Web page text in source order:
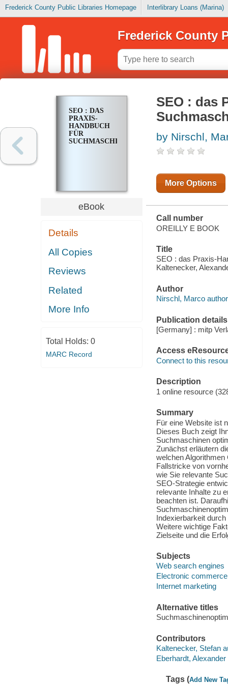
Frederick County Public Libraries Homepage Interlibrary Loans (Marina)
Frederick County
SEO : DAS
PRAXIS-
HANDBUCH
FÜR
SUCHMASCHINENOPTIMIERUNG
eBook
Details
All Copies
Reviews
Related
More Info
Total Holds: 0
MARC Record
SEO : das
by Nirschl,
More Options
Call number
OREILLY E BOOK
Title
SEO : das Praxis-
Kaltenecker,
Author
Nirschl, Marco
Publication details
[Germany] : mitp
Access
Connect to this
Description
1 online resource
Summary
Für eine Website ist
Dieses Buch zeigt
Suchmaschinen
Zunächst erläutern
welchen Algorithmen
Fallstricke von
wie Sie relevante
SEO-Strategie
relevante Inhalte zu
beachten ist.
Indexierbarkeit
Weitere wichtige
Zielseite und die
Subjects
Web search engines
Electronic commerce
Internet marketing
Alternative titles
Contributors
Kaltenecker, Stefan
Eberhardt, Alexander
Tags (Add New